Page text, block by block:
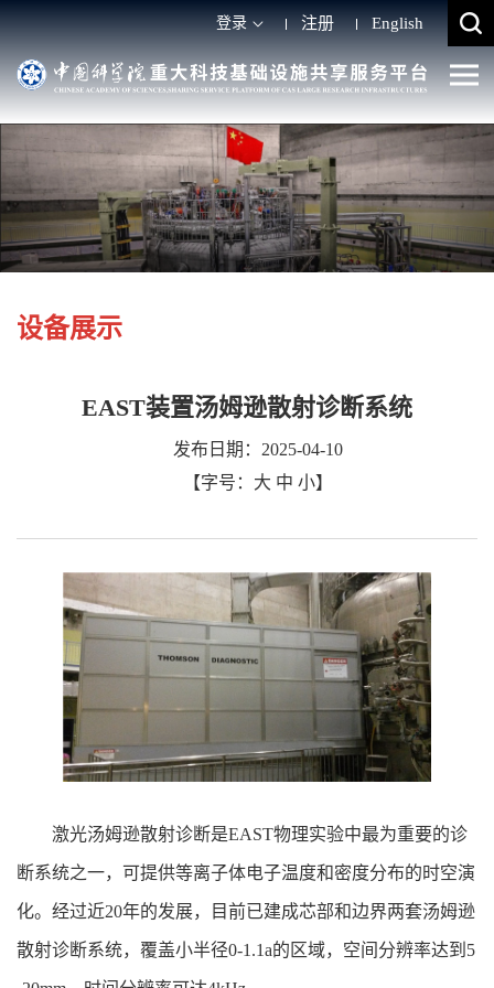
登录 注册 English
设备展示
EAST装置汤姆逊散射诊断系统
发布日期：2025-04-10
【字号： 大 中 小】
激光汤姆逊散射诊断是EAST物理实验中最为重要的诊
断系统之一，可提供等离子体电子温度和密度分布的时空演
化。经过近20年的发展，目前已建成芯部和边界两套汤姆逊
散射诊断系统，覆盖小半径0-1.1a的区域，空间分辨率达到5